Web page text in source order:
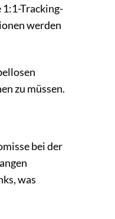
Tracking-
werden
zu müssen.
bei der
was